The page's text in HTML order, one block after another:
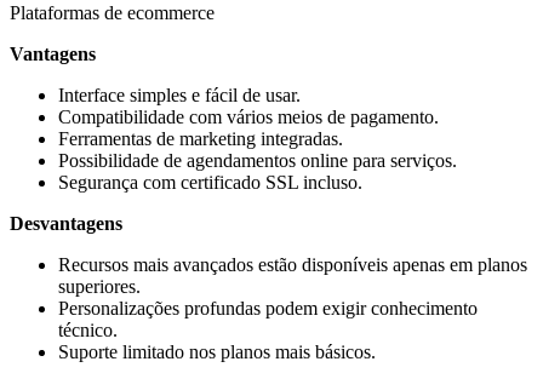
Plataformas de ecommerce
Vantagens
Interface simples e fácil de usar.
Compatibilidade com vários meios de pagamento.
Ferramentas de marketing integradas.
Possibilidade de agendamentos online para serviços.
Segurança com certificado SSL incluso.
Desvantagens
Recursos mais avançados estão disponíveis apenas em planos
superiores.
Personalizações profundas podem exigir conhecimento
técnico.
Suporte limitado nos planos mais básicos.